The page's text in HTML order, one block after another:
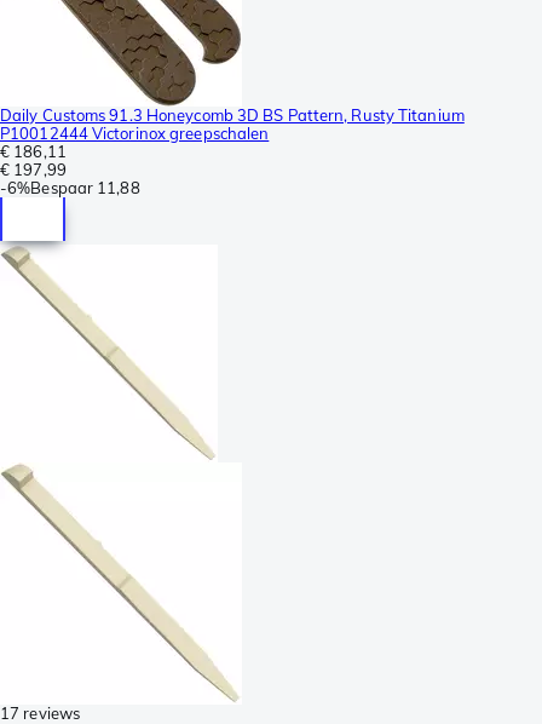
Daily Customs 91.3 Honeycomb 3D BS Pattern, Rusty Titanium
P10012444 Victorinox greepschalen
€ 186,11
€ 197,99
-6%Bespaar 11,88
17 reviews